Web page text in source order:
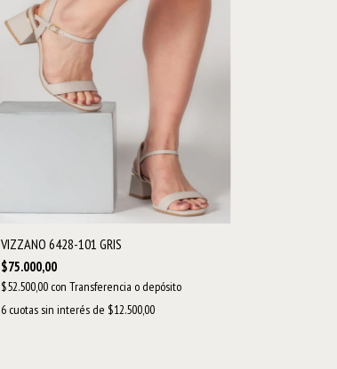
VIZZANO 6428-101 GRIS
$75.000,00
$52.500,00 con Transferencia o depósito
6 cuotas sin interés de $12.500,00